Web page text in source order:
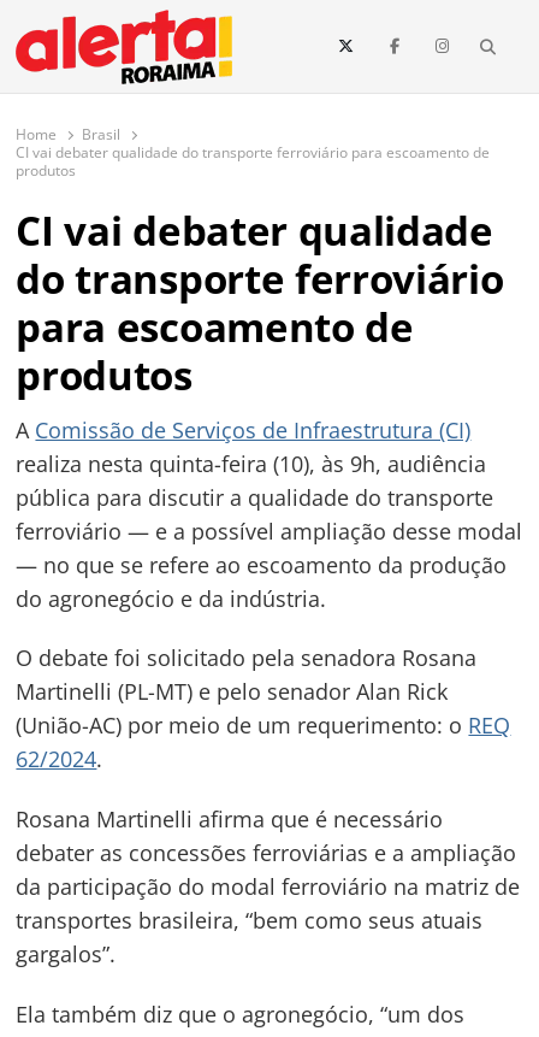
conteúdo
O maior portal de notícias de Roraima
O Alerta Roraima é seu portal de notícias completo sobre política,
e todo o estado de Roraima. Fique sempre informado com
atualizações em tempo real!
Home
Brasil
CI vai debater qualidade do transporte ferroviário para escoamento de
produtos
CI vai debater qualidade
do transporte ferroviário
para escoamento de
produtos
A Comissão de Serviços de Infraestrutura (CI)
realiza nesta quinta-feira (10), às 9h, audiência
pública para discutir a qualidade do transporte
ferroviário — e a possível ampliação desse modal
— no que se refere ao escoamento da produção
do agronegócio e da indústria.
O debate foi solicitado pela senadora Rosana
Martinelli (PL-MT) e pelo senador Alan Rick
(União-AC) por meio de um requerimento: o REQ
62/2024.
Rosana Martinelli afirma que é necessário
debater as concessões ferroviárias e a ampliação
da participação do modal ferroviário na matriz de
transportes brasileira, “bem como seus atuais
gargalos”.
Ela também diz que o agronegócio, “um dos